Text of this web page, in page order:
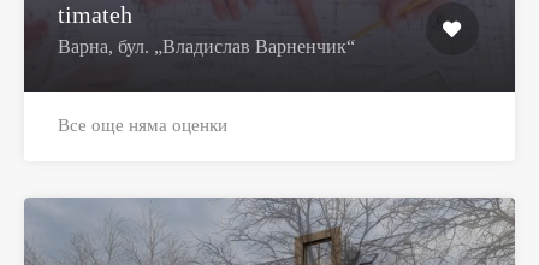
timateh
Варна, бул. „Владислав Варненчик“
Все още няма оценки